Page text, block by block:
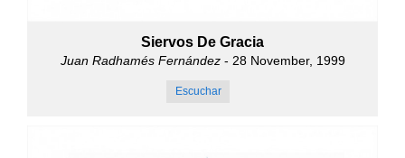
Siervos De Gracia
Juan Radhamés Fernández- 28 November, 1999
Escuchar